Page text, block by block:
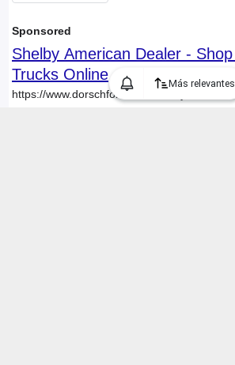
Más relevantes